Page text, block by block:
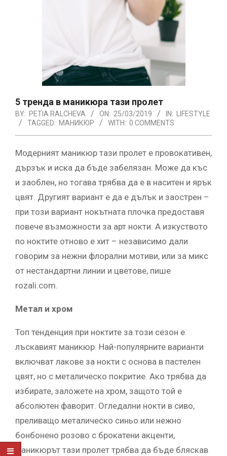
5 тренда в маникюра тази пролет
BY: PETIA RALCHEVA ON: 25/03/2019 IN: LIFESTYLE
TAGGED: МАНИКЮР WITH: 0 COMMENTS
Модерният маникюр тази пролет е провокативен,
дързък и иска да бъде забелязан. Може да къс
и заоблен, но тогава трябва да е в наситен и ярък
цвят. Другият вариант е да е дълък и заострен –
при този вариант нокътната плочка предоставя
повече възможности за арт нокти. А изкуството
по ноктите отново е хит – независимо дали
говорим за нежни флорални мотиви, или за микс
от нестандартни линии и цветове, пише
rozali.com.
Метал и хром
Топ тенденция при ноктите за този сезон е
лъскавият маникюр. Най-популярните варианти
включват лакове за нокти с основа в пастелен
цвят, но с металическо покритие. Ако трябва да
избирате, заложете на хром, защото той е
абсолютен фаворит. Огледални нокти в сиво,
преливащо металическо синьо или нежно
бонбонено розово с брокатени акценти,
маникюрът тази пролет трябва да бъде бляскав